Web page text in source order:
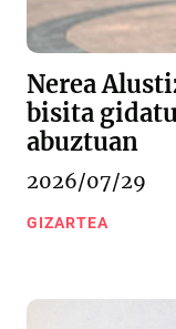
Nerea
bisita
abuztuan
2026/07/29
GIZARTEA